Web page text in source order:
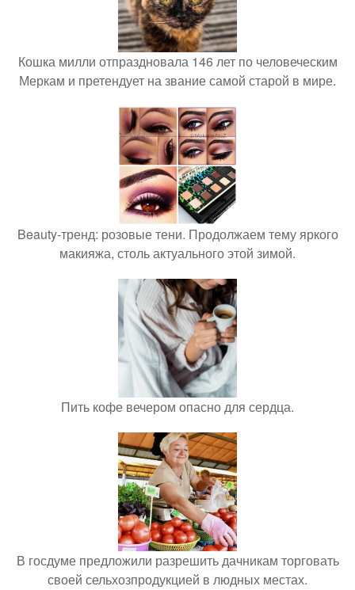
Кошка милли отпраздновала 146 лет по человеческим
Меркам и претендует на звание самой старой в мире.
Beauty-тренд: розовые тени. Продолжаем тему яркого
макияжа, столь актуального этой зимой.
Пить кофе вечером опасно для сердца.
В госдуме предложили разрешить дачникам торговать
своей сельхозпродукцией в людных местах.